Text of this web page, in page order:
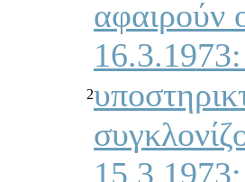
αφαιρούν
2
16.3.1973:
15.3.1973: